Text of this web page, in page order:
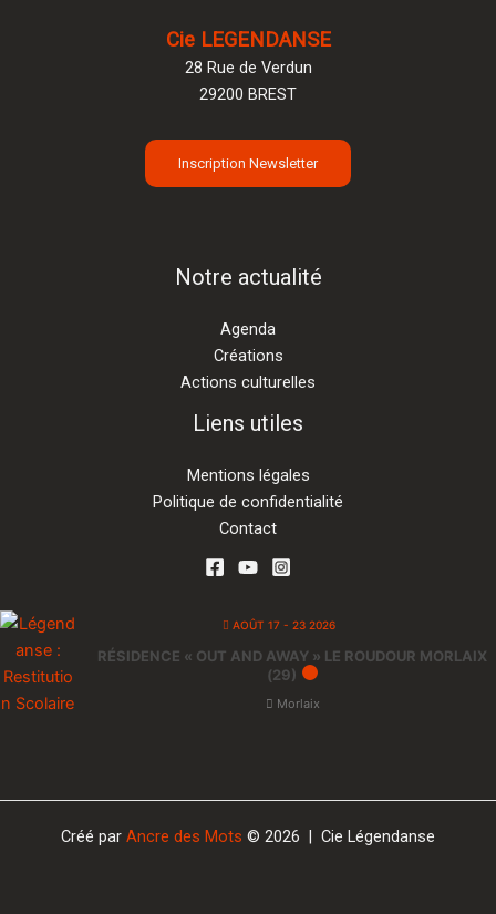
Cie LEGENDANSE
28 Rue de Verdun
29200 BREST
Inscription Newsletter
Notre actualité
Agenda
Créations
Actions culturelles
Liens utiles
Mentions légales
Politique de confidentialité
Contact
AOÛT 17 - 23 2026
RÉSIDENCE « OUT AND AWAY » LE ROUDOUR MORLAIX
(29)
Morlaix
Créé par Ancre des Mots © 2026 | Cie Légendanse